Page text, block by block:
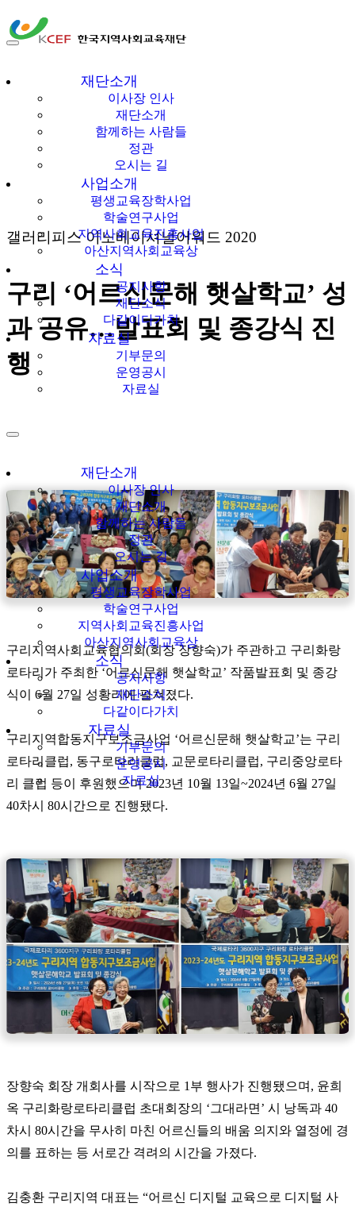
한국지역사회교육
재단
재단소개
이사장 인사
재단소개
함께하는 사람들
정관
오시는 길
사업소개
평생교육장학사업
학술연구사업
지역사회교육진흥사업
아산지역사회교육상
소식
공지사항
재단소식
다같이다가치
자료실
기부문의
운영공시
자료실
재단소개
이사장 인사
재단소개
함께하는 사람들
정관
오시는 길
사업소개
평생교육장학사업
학술연구사업
지역사회교육진흥사업
아산지역사회교육상
소식
공지사항
재단소식
다같이다가치
자료실
기부문의
운영공시
자료실
갤러리피스 이노베이셔널어워드 2020
구리 ‘어르신문해 햇살학교’ 성
과 공유…발표회 및 종강식 진
행
구리지역사회교육협의회(회장 장향숙)가 주관하고 구리화랑
로타리가 주최한 ‘어르신문해 햇살학교’ 작품발표회 및 종강
식이 6월 27일 성황리에 펼쳐졌다.
구리지역합동지구보조금사업 ‘어르신문해 햇살학교’는 구리
로타리클럽, 동구로타리클럽, 교문로타리클럽, 구리중앙로타
리 클럽 등이 후원했으며 2023년 10월 13일~2024년 6월 27일
40차시 80시간으로 진행됐다.
장향숙 회장 개회사를 시작으로 1부 행사가 진행됐으며, 윤희
옥 구리화랑로타리클럽 초대회장의 ‘그대라면’ 시 낭독과 40
차시 80시간을 무사히 마친 어르신들의 배움 의지와 열정에 경
의를 표하는 등 서로간 격려의 시간을 가졌다.
김충환 구리지역 대표는 “어르신 디지털 교육으로 디지털 사